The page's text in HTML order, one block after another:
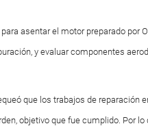
asentar el motor preparado por
y evaluar componentes
que los trabajos de reparación
objetivo que fue cumplido. Por